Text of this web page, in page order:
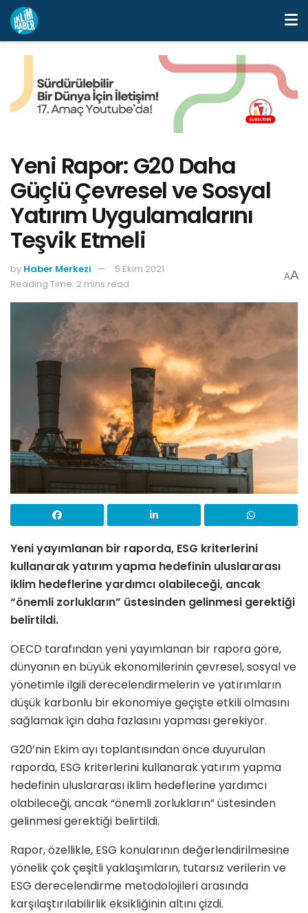
Yeni Rapor: G20 Daha
Güçlü Çevresel ve Sosyal
Yatırım Uygulamalarını
Teşvik Etmeli
by Haber Merkezi
5 Ekim 2021
Reading Time: 2 mins read
AA
Yeni yayımlanan bir raporda, ESG kriterlerini
kullanarak yatırım yapma hedefinin uluslararası
iklim hedeflerine yardımcı olabileceği, ancak
“önemli zorlukların” üstesinden gelinmesi gerektiği
belirtildi.
OECD tarafından yeni yayımlanan bir rapora göre,
dünyanın en büyük ekonomilerinin çevresel, sosyal ve
yönetimle ilgili derecelendirmelerin ve yatırımların
düşük karbonlu bir ekonomiye geçişte etkili olmasını
sağlamak için daha fazlasını yapması gerekiyor.
G20’nin Ekim ayı toplantısından önce duyurulan
raporda, ESG kriterlerini kullanarak yatırım yapma
hedefinin uluslararası iklim hedeflerine yardımcı
olabileceği, ancak “önemli zorlukların” üstesinden
gelinmesi gerektiği belirtildi.
Rapor, özellikle, ESG konularının değerlendirilmesine
yönelik çok çeşitli yaklaşımların, tutarsız verilerin ve
ESG derecelendirme metodolojileri arasında
karşılaştırılabilirlik eksikliğinin altını çizdi.